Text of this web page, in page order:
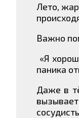
Лето,
Важно
«Я
паника
Даже в